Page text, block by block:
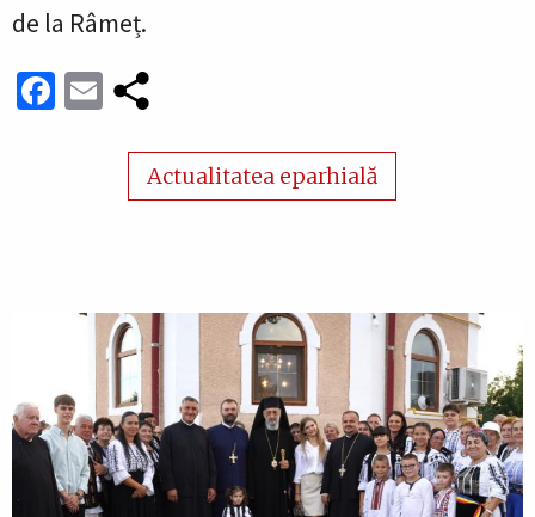
de la Râmeț.
Facebook
Email
Actualitatea eparhială